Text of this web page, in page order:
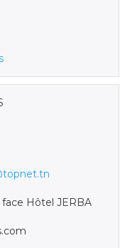
Hôtel JERBA